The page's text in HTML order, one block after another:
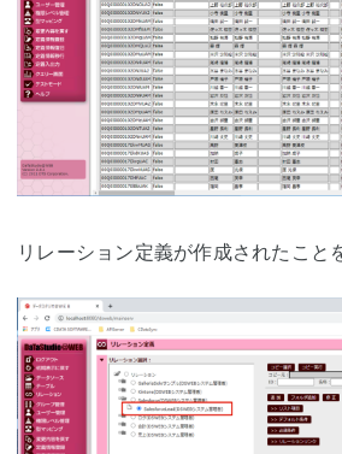
リレーション定義が作成されたこと